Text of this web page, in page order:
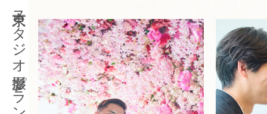
東京スタジオ撮影プラン